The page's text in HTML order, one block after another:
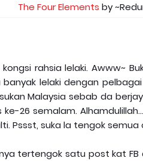
The Four Elements by
rahsia lelaki. Awww~
lelaki dengan
Malaysia sebab da
26 semalam.
Pssst, suka la tengok
tertengok satu post kat